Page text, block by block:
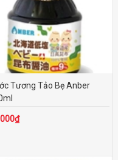
Tương Tảo Bẹ Anber